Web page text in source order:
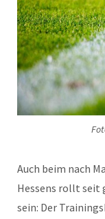
Auch beim nach
Hessens rollt seit
sein: Der